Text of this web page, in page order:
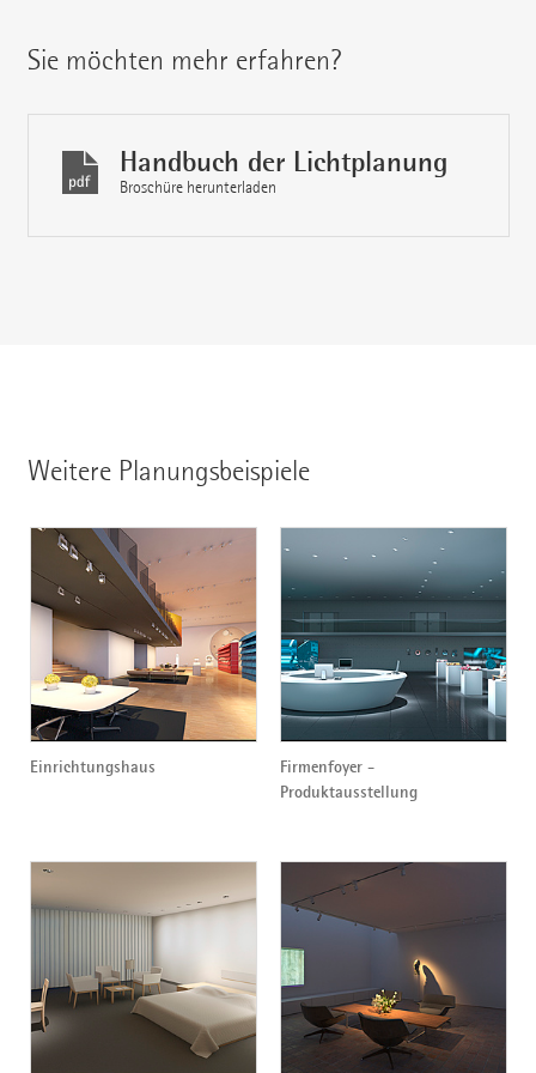
Sie möchten mehr erfahren?
Handbuch der Lichtplanung
Broschüre herunterladen
Weitere Planungsbeispiele
Einrichtungshaus
Firmenfoyer -
Produktausstellung